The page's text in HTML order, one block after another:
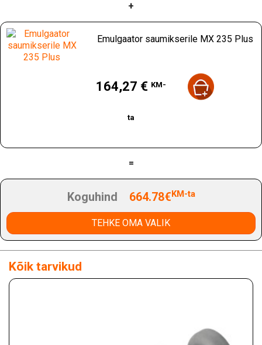
+
Emulgaator saumikserile MX 235 Plus
164,27 € KM-
ta
=
Koguhind 664.78€KM-ta
TEHKE OMA VALIK
Kõik tarvikud